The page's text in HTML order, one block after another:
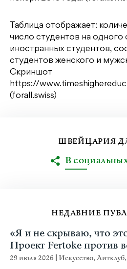
Таблица отображает:
число студентов на одного
иностранных студентов,
студентов женского и
Скриншот
https://
(forall.swiss)
НЕДАВНИЕ
«Я и не скрываю, что
Проект Fertoke против
29 июля 2026 Искусство,Литклуб,
ШВЕЙЦАРИЯ
В